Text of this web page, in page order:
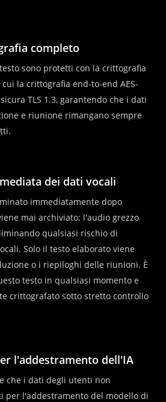
completo
sono protetti con la crittografia
la crittografia end-to-end AES-
TLS 1.3, garantendo che i dati
e riunione rimangano sempre
dei dati vocali
immediatamente dopo
mai archiviato; l'audio grezzo
qualsiasi rischio di
Solo il testo elaborato viene
o i riepiloghi delle riunioni. È
testo in qualsiasi momento e
crittografato sotto stretto controllo
l'addestramento dell'IA
che i dati degli utenti non
per l'addestramento del modello di